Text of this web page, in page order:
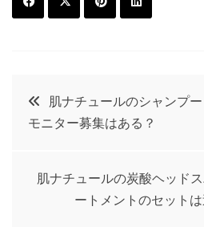
t
e
e
投
稿
ナ
肌ナチュールのシャンプ
モニター募集はある？
肌ナチュールの炭酸ヘッド
ートメントのセット